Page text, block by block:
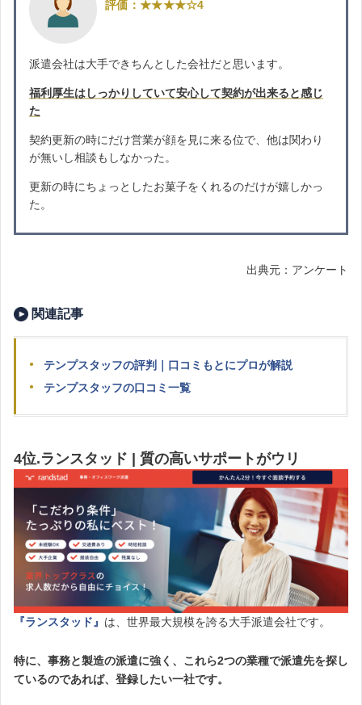
評価：★★★★☆4
派遣会社は大手できちんとした会社だと思います。
福利厚生はしっかりしていて安心して契約が出来ると感じ
た
契約更新の時にだけ営業が顔を見に来る位で、他は関わり
が無いし相談もしなかった。
更新の時にちょっとしたお菓子をくれるのだけが嬉しかっ
た。
出典元：アンケート
関連記事
テンプスタッフの評判｜口コミもとにプロが解説
テンプスタッフの口コミ一覧
4位.ランスタッド | 質の高いサポートがウリ
『ランスタッド』 は、世界最大規模を誇る大手派遣会社です。
特に、事務と製造の派遣に強く、これら2つの業種で派遣先を探し
ているのであれば、登録したい一社です。